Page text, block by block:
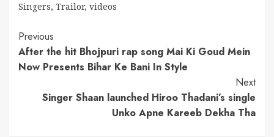
Singers, Trailor, videos
Continue
Reading
Previous
After the hit Bhojpuri rap song Mai Ki Goud Mein
Now Presents Bihar Ke Bani In Style
Next
Singer Shaan launched Hiroo Thadani’s single
Unko Apne Kareeb Dekha Tha